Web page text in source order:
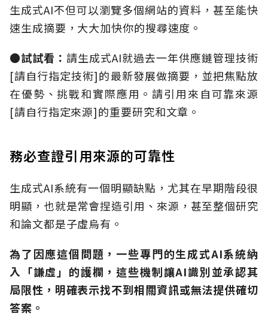
生成式AI不但可以瀏覽多個網站的資料，甚至能快
速生成摘要，大大加快你的搜尋速度。
●試試看：請生成式AI就過去一年供應鏈管理技術
[請自行指定技術]的最新發展做摘要，並把焦點放
在優勢、挑戰和實際應用。請引用來自可靠來源
[請自行指定來源]的重要研究和文章。
務必查證引用來源的可靠性
生成式AI系統有一個明顯缺點，尤其在早期階段很
明顯，也就是常會捏造引用、來源，甚至整個研究
和論文都是子虛烏有。
為了因應這個問題，一些專門的生成式AI系統納
入「謙虛」的護欄，這些機制讓AI識別並承認其
局限性，明確表示找不到相關資訊或無法提供確切
答案。